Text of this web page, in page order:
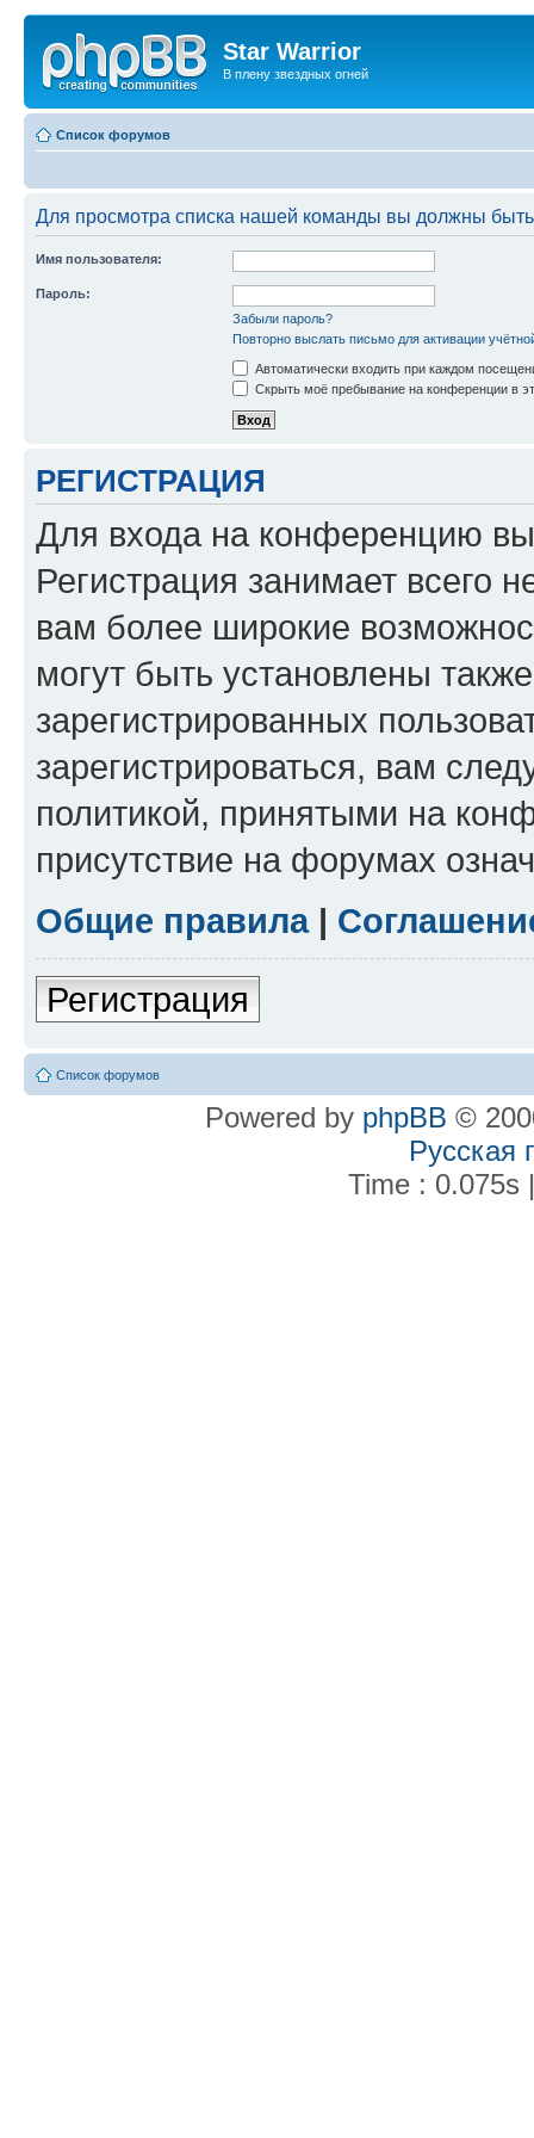
Star Warrior
В плену звездных огней
Список форумов
Для просмотра списка нашей команды вы должны
Имя пользователя:
Пароль:
Забыли пароль?
Повторно выслать письмо для активации
Автоматически входить при каждом
Скрыть моё пребывание на конференции в
РЕГИСТРАЦИЯ
Для входа на конференцию
Регистрация занимает всего
вам более широкие
могут быть установлены
зарегистрированных
зарегистрироваться, вам
политикой, принятыми на
присутствие на форумах
Общие правила|
Регистрация
Список форумов
Powered by phpBB ©
Русская
Time : 0.075s